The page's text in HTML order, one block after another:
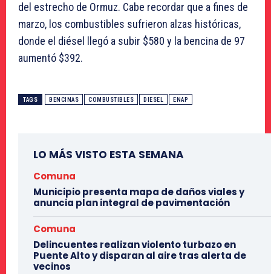
del estrecho de Ormuz. Cabe recordar que a fines de
marzo, los combustibles sufrieron alzas históricas,
donde el diésel llegó a subir $580 y la bencina de 97
aumentó $392.
TAGS BENCINAS COMBUSTIBLES DIESEL ENAP
LO MÁS VISTO ESTA SEMANA
Comuna
Municipio presenta mapa de daños viales y
anuncia plan integral de pavimentación
Comuna
Delincuentes realizan violento turbazo en
Puente Alto y disparan al aire tras alerta de
vecinos